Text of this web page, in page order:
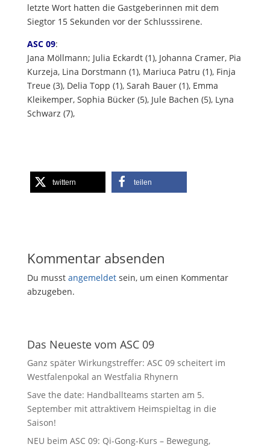
letzte Wort hatten die Gastgeberinnen mit dem
Siegtor 15 Sekunden vor der Schlusssirene.
ASC 09:
Jana Möllmann; Julia Eckardt (1), Johanna Cramer, Pia
Kurzeja, Lina Dorstmann (1), Mariuca Patru (1), Finja
Treue (3), Delia Topp (1), Sarah Bauer (1), Emma
Kleikemper, Sophia Bücker (5), Jule Bachen (5), Lyna
Schwarz (7),
twittern teilen
Kommentar absenden
Du musst angemeldetsein, um einen Kommentar
abzugeben.
Das Neueste vom ASC 09
Ganz später Wirkungstreffer: ASC 09 scheitert im
Westfalenpokal an Westfalia Rhynern
Save the date: Handballteams starten am 5.
September mit attraktivem Heimspieltag in die
Saison!
NEU beim ASC 09: Qi-Gong-Kurs – Bewegung,